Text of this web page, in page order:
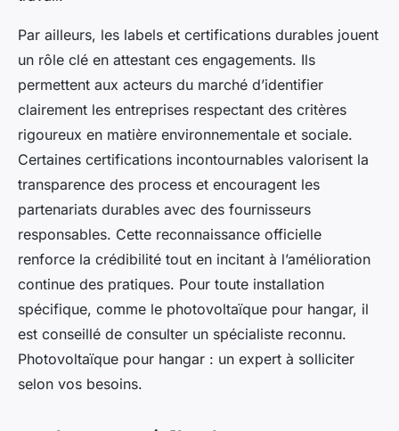
Par ailleurs, les labels et certifications durables jouent
un rôle clé en attestant ces engagements. Ils
permettent aux acteurs du marché d’identifier
clairement les entreprises respectant des critères
rigoureux en matière environnementale et sociale.
Certaines certifications incontournables valorisent la
transparence des process et encouragent les
partenariats durables avec des fournisseurs
responsables. Cette reconnaissance officielle
renforce la crédibilité tout en incitant à l’amélioration
continue des pratiques. Pour toute installation
spécifique, comme le photovoltaïque pour hangar, il
est conseillé de consulter un spécialiste reconnu.
Photovoltaïque pour hangar : un expert à solliciter
selon vos besoins.